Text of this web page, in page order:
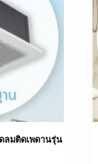
ลมติดเพดานรุ่น